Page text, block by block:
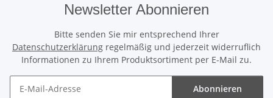
Newsletter Abonnieren
Bitte senden Sie mir entsprechend Ihrer
Datenschutzerklärung regelmäßig und jederzeit widerruflich
Informationen zu Ihrem Produktsortiment per E-Mail zu.
Abonnieren